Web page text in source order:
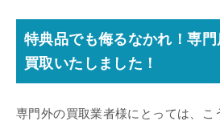
特典品でも侮るなかれ！専
買取いたしました！
専門外の買取業者様にとっては、こ